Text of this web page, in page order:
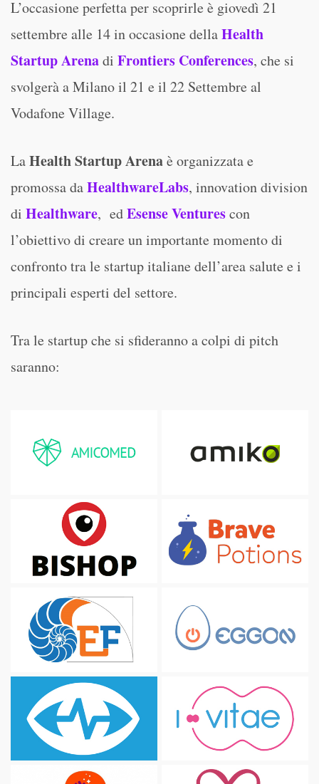
L’occasione perfetta per scoprirle è giovedì 21
settembre alle 14 in occasione dellaHealth
Startup Arenadi Frontiers Conferences, che si
svolgerà a Milano il 21 e il 22 Settembre al
Vodafone Village.
LaHealth Startup Arenaè organizzata e
promossa daHealthwareLabs, innovation division
di Healthware, edEsense Venturescon
l’obiettivo di creare un importante momento di
confronto tra le startup italiane dell’area salute e i
principali esperti del settore.
Tra le startup che si sfideranno a colpi di pitch
saranno: